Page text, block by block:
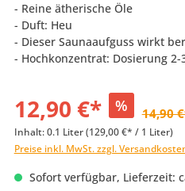
- Reine ätherische Öle
- Duft: Heu
- Dieser Saunaaufguss wirkt
- Hochkonzentrat: Dosierung
12,90 €* % 14,90
Inhalt:0.1 Liter(129,00 €* / 1 Liter)
Preise inkl. MwSt. zzgl.
Sofort verfügbar, Lieferzeit: